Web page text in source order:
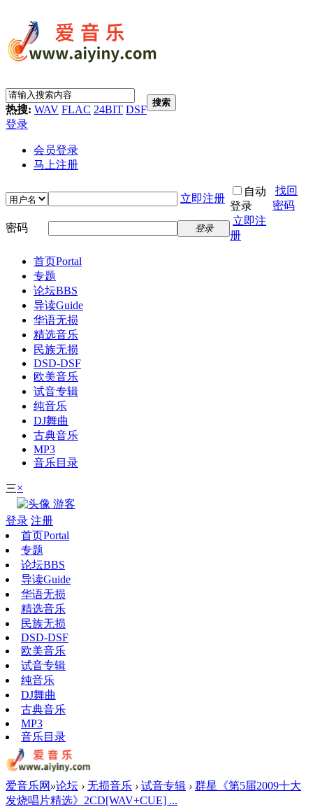
热搜: WAV FLAC 24BIT DSF
搜索
登录
会员登录
马上注册
立即注册
自动
登录
找回
密码
密码
登录
立即注
册
首页Portal
专题
论坛BBS
导读Guide
华语无损
精选音乐
民族无损
DSD-DSF
欧美音乐
试音专辑
纯音乐
DJ舞曲
古典音乐
MP3
音乐目录
三×
游客
登录 注册
首页Portal
专题
论坛BBS
导读Guide
华语无损
精选音乐
民族无损
DSD-DSF
欧美音乐
试音专辑
纯音乐
DJ舞曲
古典音乐
MP3
音乐目录
爱音乐网 »论坛 › 无损音乐 › 试音专辑 › 群星《第5届2009十大
发烧唱片精选》2CD[WAV+CUE] ...